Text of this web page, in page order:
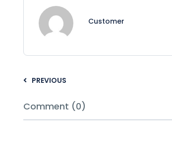
Customer
PREVIOUS
Comment (0)